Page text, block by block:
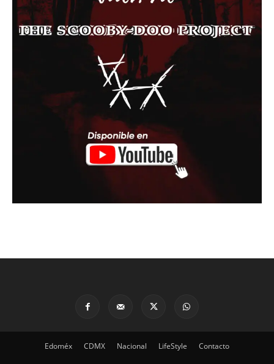
Edoméx CDMX Nacional LifeStyle Contacto